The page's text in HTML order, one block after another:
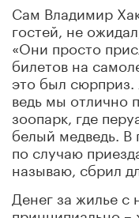
Сам Владимир
гостей, не
«Они просто
билетов на
это был сюрприз.
ведь мы отлично
зоопарк, где
белый медведь. В
по случаю
называю, сбрил
Денег за жилье с